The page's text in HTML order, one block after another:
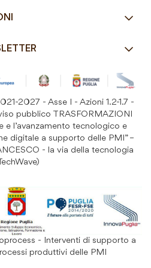
2027 - Asse I - Azioni 1.2-1.7 -
pubblico TRASFORMAZIONI
e l’avanzamento tecnologico e
digitale a supporto delle PMI” –
- la via della tecnologia
- Interventi di supporto a
produttivi delle PMI